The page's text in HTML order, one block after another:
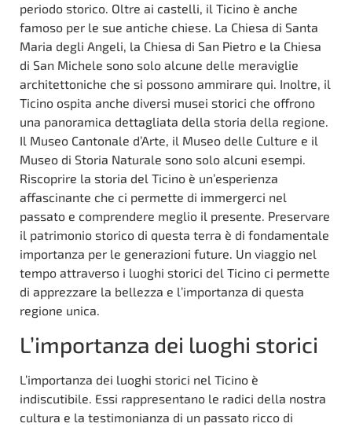
periodo storico. Oltre ai castelli, il Ticino è anche
famoso per le sue antiche chiese. La Chiesa di Santa
Maria degli Angeli, la Chiesa di San Pietro e la Chiesa
di San Michele sono solo alcune delle meraviglie
architettoniche che si possono ammirare qui. Inoltre, il
Ticino ospita anche diversi musei storici che offrono
una panoramica dettagliata della storia della regione.
Il Museo Cantonale d’Arte, il Museo delle Culture e il
Museo di Storia Naturale sono solo alcuni esempi.
Riscoprire la storia del Ticino è un’esperienza
affascinante che ci permette di immergerci nel
passato e comprendere meglio il presente. Preservare
il patrimonio storico di questa terra è di fondamentale
importanza per le generazioni future. Un viaggio nel
tempo attraverso i luoghi storici del Ticino ci permette
di apprezzare la bellezza e l’importanza di questa
regione unica.
L’importanza dei luoghi storici
L’importanza dei luoghi storici nel Ticino è
indiscutibile. Essi rappresentano le radici della nostra
cultura e la testimonianza di un passato ricco di